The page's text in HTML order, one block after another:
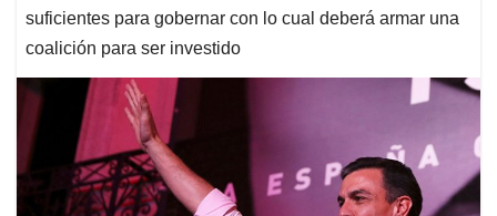
suficientes para gobernar con lo cual deberá armar una
coalición para ser investido